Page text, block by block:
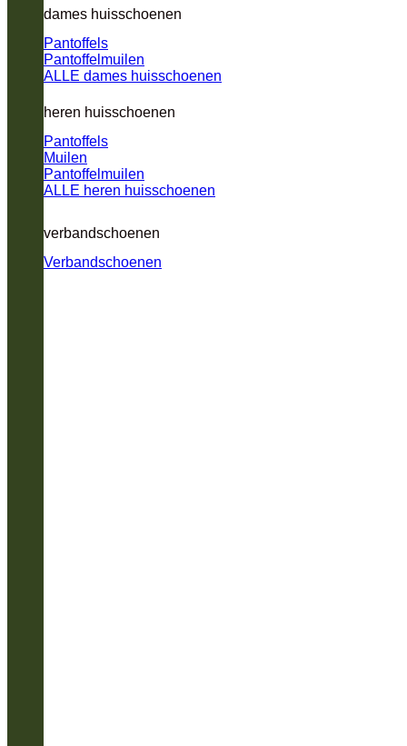
dames huisschoenen
Pantoffels
Pantoffelmuilen
ALLE dames huisschoenen
heren huisschoenen
Pantoffels
Muilen
Pantoffelmuilen
ALLE heren huisschoenen
verbandschoenen
Verbandschoenen